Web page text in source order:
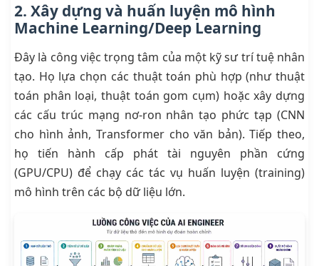
2. Xây dựng và huấn luyện mô hình
Machine Learning/Deep Learning
Đây là công việc trọng tâm của một kỹ sư trí tuệ nhân
tạo. Họ lựa chọn các thuật toán phù hợp (như thuật
toán phân loại, thuật toán gom cụm) hoặc xây dựng
các cấu trúc mạng nơ-ron nhân tạo phức tạp (CNN
cho hình ảnh, Transformer cho văn bản). Tiếp theo,
họ tiến hành cấp phát tài nguyên phần cứng
(GPU/CPU) để chạy các tác vụ huấn luyện (training)
mô hình trên các bộ dữ liệu lớn.